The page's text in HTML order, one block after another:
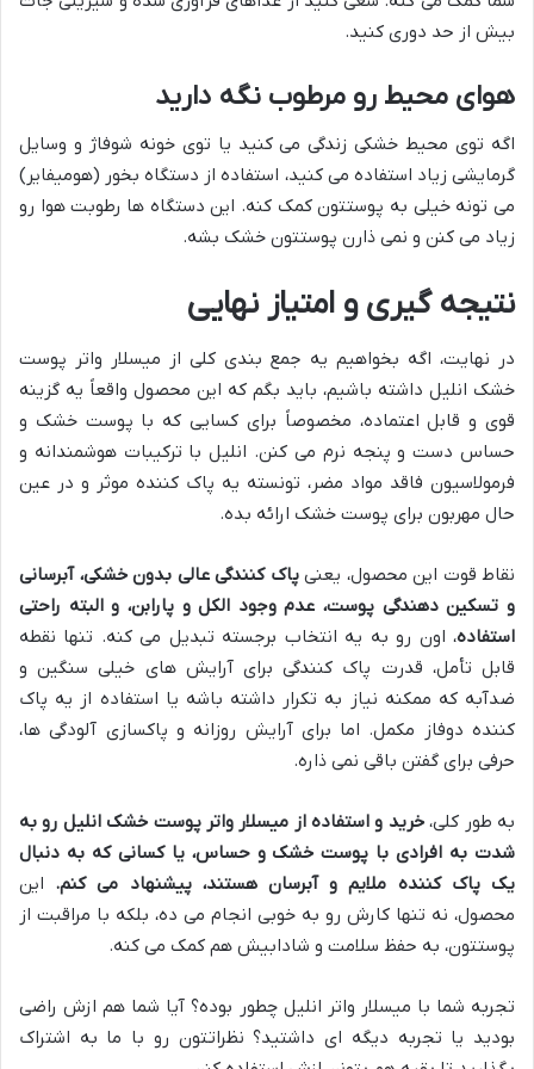
بیش از حد دوری کنید.
هوای محیط رو مرطوب نگه دارید
اگه توی محیط خشکی زندگی می کنید یا توی خونه شوفاژ و وسایل
گرمایشی زیاد استفاده می کنید، استفاده از دستگاه بخور (هومیفایر)
می تونه خیلی به پوستتون کمک کنه. این دستگاه ها رطوبت هوا رو
زیاد می کنن و نمی ذارن پوستتون خشک بشه.
نتیجه گیری و امتیاز نهایی
در نهایت، اگه بخواهیم یه جمع بندی کلی از میسلار واتر پوست
خشک انلیل داشته باشیم، باید بگم که این محصول واقعاً یه گزینه
قوی و قابل اعتماده، مخصوصاً برای کسایی که با پوست خشک و
حساس دست و پنجه نرم می کنن. انلیل با ترکیبات هوشمندانه و
فرمولاسیون فاقد مواد مضر، تونسته یه پاک کننده موثر و در عین
حال مهربون برای پوست خشک ارائه بده.
نقاط قوت این محصول، یعنیپاک کنندگی عالی بدون خشکی، آبرسانی
و تسکین دهندگی پوست، عدم وجود الکل و پارابن، و البته راحتی
استفاده، اون رو به یه انتخاب برجسته تبدیل می کنه. تنها نقطه
قابل تأمل، قدرت پاک کنندگی برای آرایش های خیلی سنگین و
ضدآبه که ممکنه نیاز به تکرار داشته باشه یا استفاده از یه پاک
کننده دوفاز مکمل. اما برای آرایش روزانه و پاکسازی آلودگی ها،
حرفی برای گفتن باقی نمی ذاره.
به طور کلی،خرید و استفاده از میسلار واتر پوست خشک انلیل رو به
شدت به افرادی با پوست خشک و حساس، یا کسانی که به دنبال
یک پاک کننده ملایم و آبرسان هستند، پیشنهاد می کنم. این
محصول، نه تنها کارش رو به خوبی انجام می ده، بلکه با مراقبت از
پوستتون، به حفظ سلامت و شادابیش هم کمک می کنه.
تجربه شما با میسلار واتر انلیل چطور بوده؟ آیا شما هم ازش راضی
بودید یا تجربه دیگه ای داشتید؟ نظراتتون رو با ما به اشتراک